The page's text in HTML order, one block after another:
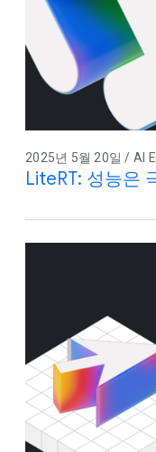
2025년 5월 20일 / AI
LiteRT: 성능은